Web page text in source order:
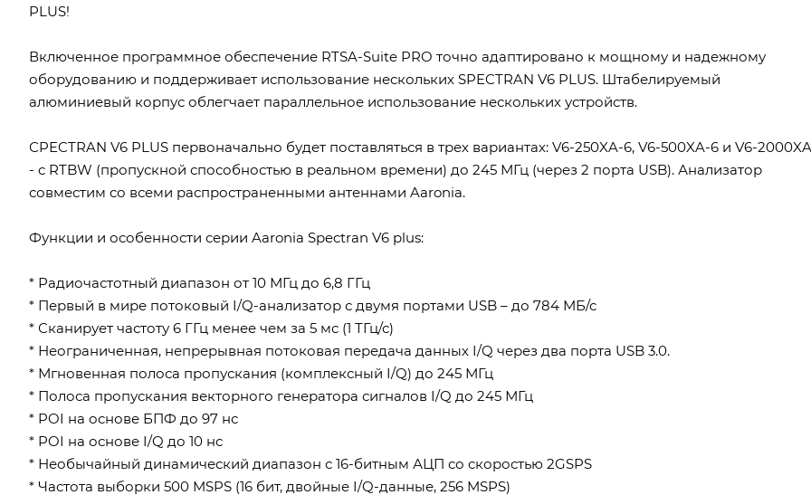
PLUS!
Включенное программное обеспечение RTSA-Suite PRO точно адаптировано к мощному и надежному
оборудованию и поддерживает использование нескольких SPECTRAN V6 PLUS. Штабелируемый
алюминиевый корпус облегчает параллельное использование нескольких устройств.
СPECTRAN V6 PLUS первоначально будет поставляться в трех вариантах: V6-250XA-6, V6-500XA-6 и V6-
- с RTBW (пропускной способностью в реальном времени) до 245 МГц (через 2 порта USB). Анализатор
совместим со всеми распространенными антеннами Aaronia.
Функции и особенности серии Aaronia Spectran V6 plus:
* Радиочастотный диапазон от 10 МГц до 6,8 ГГц
* Первый в мире потоковый I/Q-анализатор с двумя портами USB – до 784 МБ/с
* Сканирует частоту 6 ГГц менее чем за 5 мс (1 ТГц/с)
* Неограниченная, непрерывная потоковая передача данных I/Q через два порта USB 3.0.
* Мгновенная полоса пропускания (комплексный I/Q) до 245 МГц
* Полоса пропускания векторного генератора сигналов I/Q до 245 МГц
* POI на основе БПФ до 97 нс
* POI на основе I/Q до 10 нс
* Необычайный динамический диапазон с 16-битным АЦП со скоростью 2GSPS
* Частота выборки 500 MSPS (16 бит, двойные I/Q-данные, 256 MSPS)